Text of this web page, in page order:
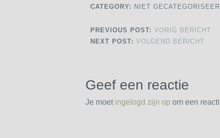
CATEGORY: NIET
PREVIOUS POST: VORIG BERICHT
NEXT POST: VOLGEND BERICHT
Geef een reactie
Je moet ingelogd zijn op om een